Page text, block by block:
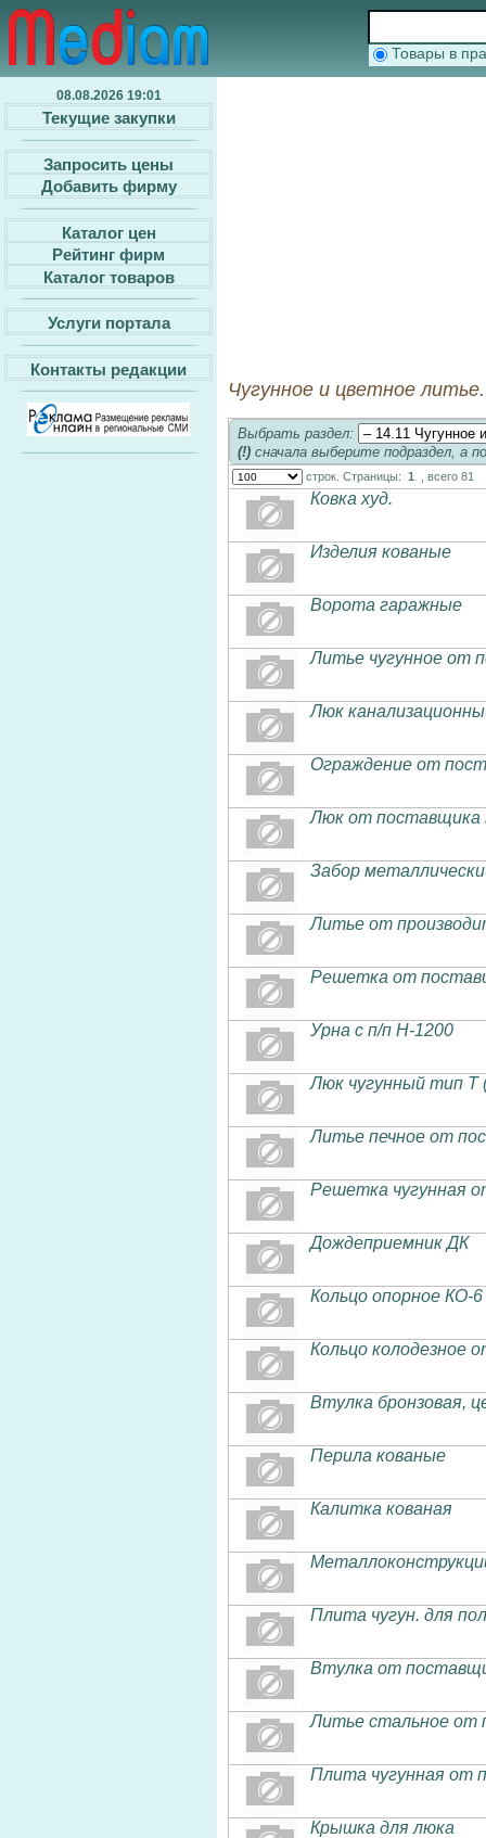
Товары в
08.08.2026 19:01
Текущие закупки
Запросить цены
Добавить фирму
Каталог цен
Рейтинг фирм
Каталог товаров
Услуги портала
Контакты редакции
Чугунное и цветное
Выбрать раздел:
(!) сначала выберите подраздел, а
строк. Страницы: 1 , всего 81
Ковка худ.
Изделия кованые
Ворота гаражные
Литье чугунное от
Люк
Ограждение от
Люк от поставщика
Забор
Литье от
Решетка от
Урна с п/п H-1200
Люк чугунный тип Т
Литье печное от
Решетка чугунная
Дождеприемник ДК
Кольцо опорное КО-6
Кольцо колодезное
Втулка бронзовая,
Перила кованые
Калитка кованая
Плита чугун. для
Втулка от
Литье стальное от
Плита чугунная от
Крышка для люка